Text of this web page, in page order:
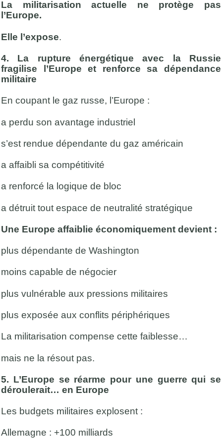
La militarisation actuelle ne protège pas
l’Europe.
Elle l’expose.
4. La rupture énergétique avec la Russie
fragilise l’Europe et renforce sa dépendance
militaire
En coupant le gaz russe, l’Europe :
a perdu son avantage industriel
s’est rendue dépendante du gaz américain
a affaibli sa compétitivité
a renforcé la logique de bloc
a détruit tout espace de neutralité stratégique
Une Europe affaiblie économiquement devient :
plus dépendante de Washington
moins capable de négocier
plus vulnérable aux pressions militaires
plus exposée aux conflits périphériques
La militarisation compense cette faiblesse…
mais ne la résout pas.
5. L’Europe se réarme pour une guerre qui se
déroulerait… en Europe
Les budgets militaires explosent :
Allemagne : +100 milliards